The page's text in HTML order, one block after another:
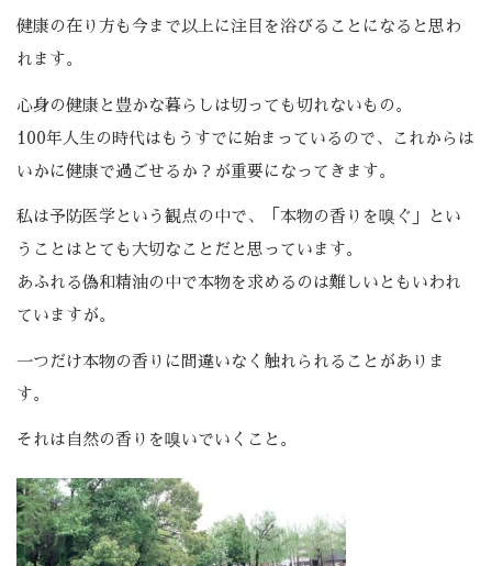
健康の在り方も今まで以上に注目を浴びることになると思わ
れます。
心身の健康と豊かな暮らしは切っても切れないもの。
100年人生の時代はもうすでに始まっているので、これからは
いかに健康で過ごせるか？が重要になってきます。
私は予防医学という観点の中で、「本物の香りを嗅ぐ」とい
うことはとても大切なことだと思っています。
あふれる偽和精油の中で本物を求めるのは難しいともいわれ
ていますが。
一つだけ本物の香りに間違いなく触れられることがありま
す。
それは自然の香りを嗅いでいくこと。